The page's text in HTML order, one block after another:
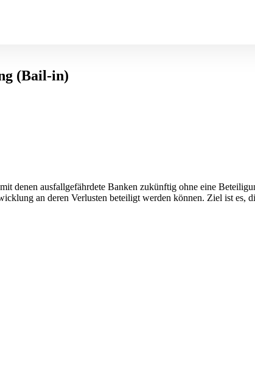
(Bail-in)
denen ausfallgefährdete Banken zukünftig ohne eine
an deren Verlusten beteiligt werden können. Ziel ist es,